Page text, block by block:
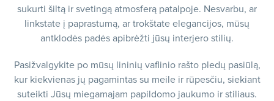
sukurti šiltą ir svetingą atmosferą patalpoje. Nesvarbu, ar
linkstate į paprastumą, ar trokštate elegancijos, mūsų
antklodės padės apibrėžti jūsų interjero stilių.
Pasižvalgykite po mūsų lininių vaflinio rašto pledų pasiūlą,
kur kiekvienas jų pagamintas su meile ir rūpesčiu, siekiant
suteikti Jūsų miegamajam papildomo jaukumo ir stiliaus.